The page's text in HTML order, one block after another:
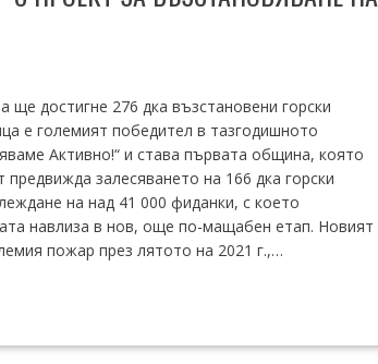
достигне 276 дка възстановени горски
е големият победител в тазгодишното
Активно!“ и става първата община, която
залесяването на 166 дка горски
на над 41 000 фиданки, с което
навлиза в нов, още по-мащабен етап. Новият
пожар през лятото на 2021 г.,…